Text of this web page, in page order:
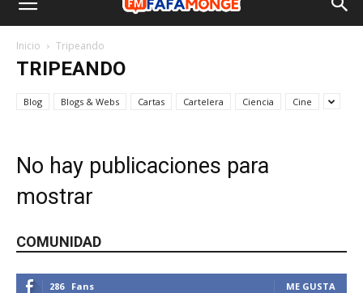
Inicio Tripeando
TRIPEANDO
Blog Blogs & Webs Cartas Cartelera Ciencia Cine
No hay publicaciones para
mostrar
COMUNIDAD
286 Fans ME GUSTA